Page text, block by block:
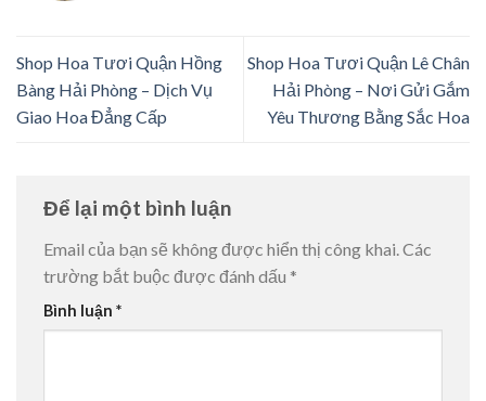
Shop Hoa Tươi Quận Hồng
Bàng Hải Phòng – Dịch Vụ
Giao Hoa Đẳng Cấp
Shop Hoa Tươi Quận Lê Chân
Hải Phòng – Nơi Gửi Gắm
Yêu Thương Bằng Sắc Hoa
Để lại một bình luận
Email của bạn sẽ không được hiển thị công khai.Các
trường bắt buộc được đánh dấu *
Bình luận *